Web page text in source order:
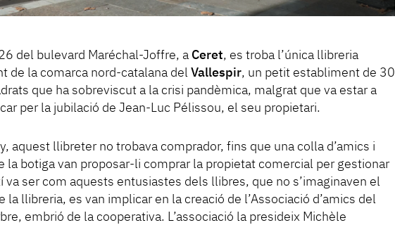
del bulevard Maréchal-Joffre, a Ceret, es troba l’única llibreria
de la comarca nord-catalana del Vallespir, un petit establiment de 30
que ha sobreviscut a la crisi pandèmica, malgrat que va estar a
per la jubilació de Jean-Luc Pélissou, el seu propietari.
aquest llibreter no trobava comprador, fins que una colla d’amics i
la botiga van proposar-li comprar la propietat comercial per gestionar
va ser com aquests entusiastes dels llibres, que no s’imaginaven el
la llibreria, es van implicar en la creació de l’Associació d’amics del
embrió de la cooperativa. L’associació la presideix Michèle